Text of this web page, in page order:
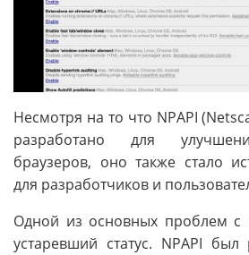
Несмотря на то что NPAPI
разработано для
браузеров, оно также стало
для разработчиков и
Одной из основных проблем с
устаревший статус. NPAPI